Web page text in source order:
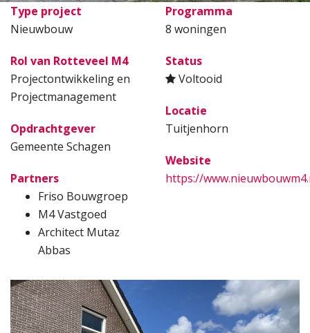
Type project
Nieuwbouw
Rol van Rotteveel M4
Projectontwikkeling en
Projectmanagement
Opdrachtgever
Gemeente Schagen
Partners
Friso Bouwgroep
M4 Vastgoed
Architect Mutaz
Abbas
Programma
8 woningen
Status
Voltooid
Locatie
Tuitjenhorn
Website
https://